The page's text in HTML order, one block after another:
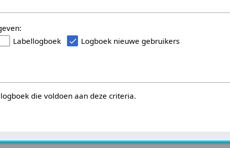
Labellogboek Logboek nieuwe gebruikers
die voldoen aan deze criteria.